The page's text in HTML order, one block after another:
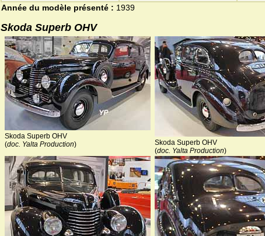
Année du modèle présenté : 1939
Skoda Superb OHV
Skoda Superb OHV
(doc. Yalta Production)
Skoda Superb OHV
(doc. Yalta Production)